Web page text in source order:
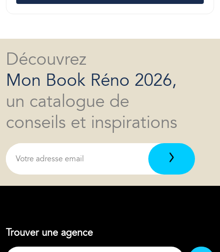
Découvrez
Mon Book Réno 2026,
un catalogue de
conseils et inspirations
Trouver une agence